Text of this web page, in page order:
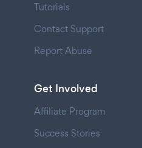
Tutorials
Contact Support
Report Abuse
Get Involved
Affiliate Program
Success Stories